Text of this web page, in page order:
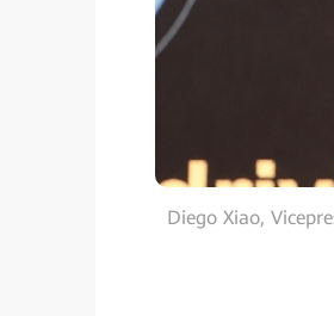
Diego Xiao,